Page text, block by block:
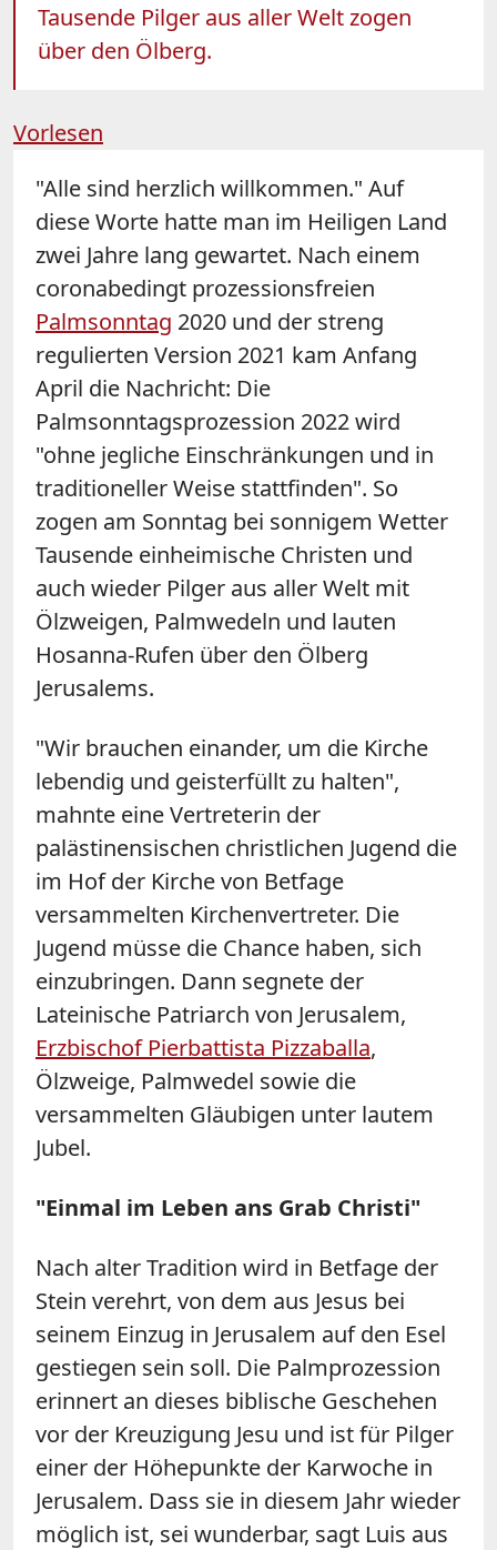
Tausende Pilger aus aller Welt zogen
über den Ölberg.
Vorlesen
"Alle sind herzlich willkommen." Auf
diese Worte hatte man im Heiligen Land
zwei Jahre lang gewartet. Nach einem
coronabedingt prozessionsfreien
Palmsonntag 2020 und der streng
regulierten Version 2021 kam Anfang
April die Nachricht: Die
Palmsonntagsprozession 2022 wird
"ohne jegliche Einschränkungen und in
traditioneller Weise stattfinden". So
zogen am Sonntag bei sonnigem Wetter
Tausende einheimische Christen und
auch wieder Pilger aus aller Welt mit
Ölzweigen, Palmwedeln und lauten
Hosanna-Rufen über den Ölberg
Jerusalems.
"Wir brauchen einander, um die Kirche
lebendig und geisterfüllt zu halten",
mahnte eine Vertreterin der
palästinensischen christlichen Jugend die
im Hof der Kirche von Betfage
versammelten Kirchenvertreter. Die
Jugend müsse die Chance haben, sich
einzubringen. Dann segnete der
Lateinische Patriarch von Jerusalem,
Erzbischof Pierbattista Pizzaballa,
Ölzweige, Palmwedel sowie die
versammelten Gläubigen unter lautem
Jubel.
"Einmal im Leben ans Grab Christi"
Nach alter Tradition wird in Betfage der
Stein verehrt, von dem aus Jesus bei
seinem Einzug in Jerusalem auf den Esel
gestiegen sein soll. Die Palmprozession
erinnert an dieses biblische Geschehen
vor der Kreuzigung Jesu und ist für Pilger
einer der Höhepunkte der Karwoche in
Jerusalem. Dass sie in diesem Jahr wieder
möglich ist, sei wunderbar, sagt Luis aus